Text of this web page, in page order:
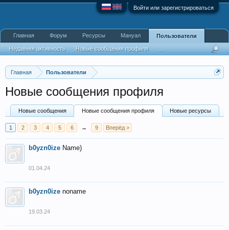
Войти или зарегистрироваться
Главная Пользователи
Новые сообщения профиля
Новые сообщения Новые сообщения профиля Новые ресурсы
1 2 3 4 5 6 → 9 Вперёд >
b0yzn0ize Name)
01.04.24
b0yzn0ize noname
19.03.24
Главная Форум Ресурсы Мануал Пользователи
Недавняя активность Новые сообщения профиля